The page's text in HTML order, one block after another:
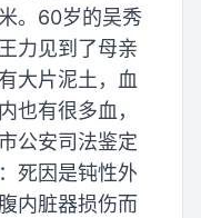
。60岁的吴秀
力见到了母亲
大片泥土，血
也有很多血，
公安司法鉴定
死因是钝性外
内脏器损伤而